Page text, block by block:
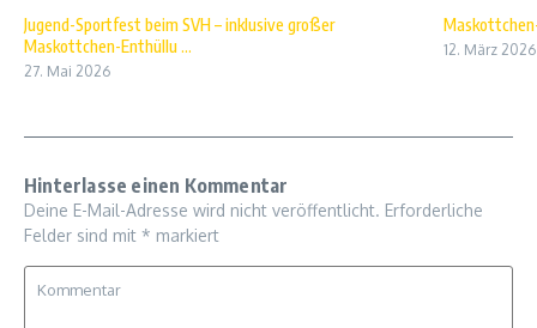
Jugend-Sportfest beim SVH – inklusive großer
Maskottchen-Enthüllu ...
27. Mai 2026
12. März 2026
Hinterlasse einen Kommentar
Deine E-Mail-Adresse wird nicht veröffentlicht. Erforderliche
Felder sind mit * markiert